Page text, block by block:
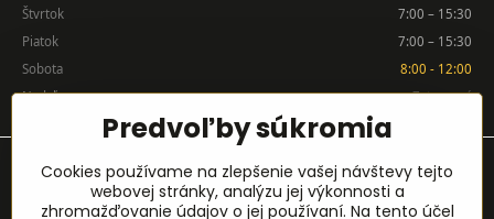
Štvrtok
7:00 – 15:30
Piatok
7:00 – 15:30
Sobota
8:00 - 12:00
Nedeľa
Zatvorené
Prihlásenie na odber noviniek
Meno*
Predvoľby súkromia
Cookies používame na zlepšenie vašej návštevy tejto
webovej stránky, analýzu jej výkonnosti a
zhromažďovanie údajov o jej používaní. Na tento účel